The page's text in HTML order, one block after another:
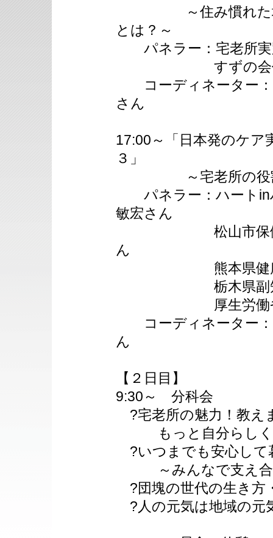
～住み慣れた地域
とは？～
パネラー：宅老所実
すずの会代表
コーディネーター：
さん
17:00～「日本発のケ
３」
～宅老所の役割
パネラー：ハートin
敏宏さん
松山市保健福祉
ん
熊本県健康福
栃木県副知事
厚生労働省老健
コーディネーター：
ん
【２日目】
9:30～ 分科会
?宅老所の魅力！教え
もっと自分らしく
?いつまでも安心して
～みんなで支え合
?団塊の世代の生き方
?人の元気は地域の元